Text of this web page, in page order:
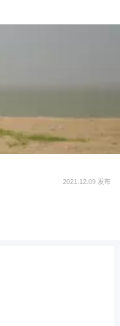
2021.12.09 发布